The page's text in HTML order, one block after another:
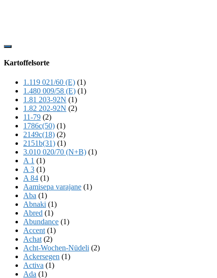
Show
Content
Kartoffelsorte
1.119 021/60 (E) (1)
1.480 009/58 (E) (1)
1.81 203-92N (1)
1.82 202-92N (2)
11-79 (2)
1786c(50) (1)
2149c(18) (2)
2151b(31) (1)
3.010 020/70 (N+B) (1)
A 1 (1)
A 3 (1)
A 84 (1)
Aamisepa varajane (1)
Aba (1)
Abnaki (1)
Abred (1)
Abundance (1)
Accent (1)
Achat (2)
Acht-Wochen-Nüdeli (2)
Ackersegen (1)
Activa (1)
Ada (1)